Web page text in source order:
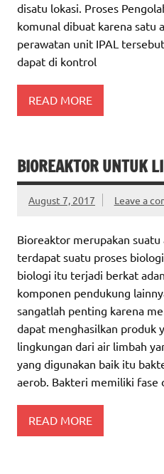
disatu lokasi. Proses
komunal dibuat karena satu
perawatan unit IPAL
dapat di kontrol
READ MORE
BIOREAKTOR UNTUK
August 7, 2017 Leave a
Bioreaktor merupakan
terdapat suatu proses
biologi itu terjadi berkat
komponen pendukung
sangatlah penting karena
dapat menghasilkan produk
lingkungan dari air limbah
yang digunakan baik itu
aerob. Bakteri memiliki fase
READ MORE